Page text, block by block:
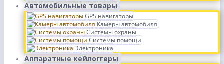
Автомобильные товары
GPS навигаторы
Камеры автомобиля
Системы охраны
Системы помощи
Электроника
Аппаратные кейлоггеры